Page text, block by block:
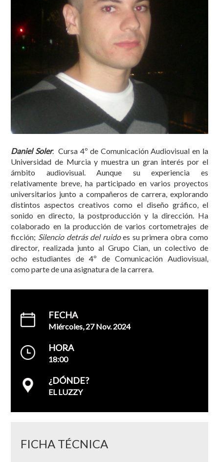
Daniel Soler. Cursa 4º de Comunicación Audiovisual en la
Universidad de Murcia y muestra un gran interés por el
ámbito audiovisual. Aunque su experiencia es
relativamente breve, ha participado en varios proyectos
universitarios junto a compañeros de carrera, explorando
distintos aspectos creativos como el diseño gráfico, el
sonido en directo, la postproducción y la dirección. Ha
colaborado en la producción de varios cortometrajes de
ficción; Silencio detrás del ruidoes su primera obra como
director, realizada junto al Grupo Cian, un colectivo de
ocho estudiantes de 4º de Comunicación Audiovisual,
como parte de una asignatura de la carrera.
FECHA
Miércoles, 27 Nov. 2024
HORA
18:00
¿DÓNDE?
EL LUZZY
FICHA TÉCNICA